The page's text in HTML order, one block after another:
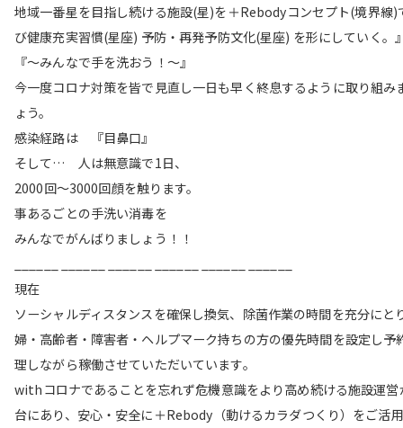
地域一番星を目指し続ける施設(星)を＋Rebodyコンセプト(境界線)
び健康充実習慣(星座) 予防・再発予防文化(星座) を形にしていく。
『〜みんなで手を洗おう！〜』
今一度コロナ対策を皆で見直し一日も早く終息するように取り組み
ょう。
感染経路は 『目鼻口』
そして… 人は無意識で1日、
2000回〜3000回顔を触ります。
事あるごとの手洗い消毒を
みんなでがんばりましょう！！
現在
ソーシャルディスタンスを確保し換気、除菌作業の時間を充分にと
婦・高齢者・障害者・ヘルプマーク持ちの方の優先時間を設定し予
理しながら稼働させていただいています。
withコロナであることを忘れず危機意識をより高め続ける施設運営
台にあり、安心・安全に＋Rebody（動けるカラダつくり）をご活